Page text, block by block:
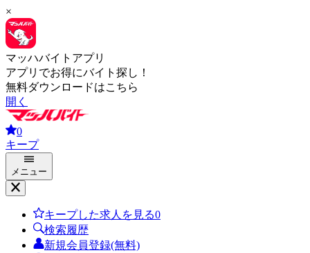
×
マッハバイトアプリ
アプリでお得にバイト探し！
無料ダウンロードはこちら
開く
0
キープ
メニュー
キープした求人を見る0
検索履歴
新規会員登録(無料)